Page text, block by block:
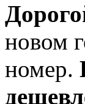
новом
номер.